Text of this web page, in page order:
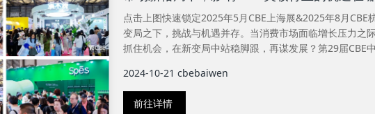
点击上图快速锁定2025年5月CBE上海展&2025年8月CBE
变局之下，挑战与机遇并存。当消费市场面临增长压力之
抓住机会，在新变局中站稳脚跟，再谋发展？第29届CBE
2024-10-21 cbebaiwen
前往详情